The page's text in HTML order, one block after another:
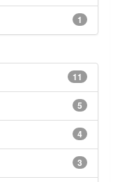
1
11
5
4
3